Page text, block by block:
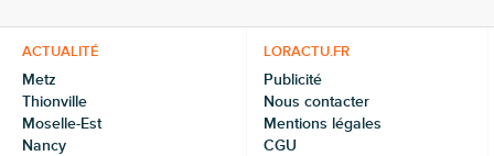
ACTUALITÉ
Metz
Thionville
Moselle-Est
Nancy
LORACTU.FR
Publicité
Nous contacter
Mentions légales
CGU